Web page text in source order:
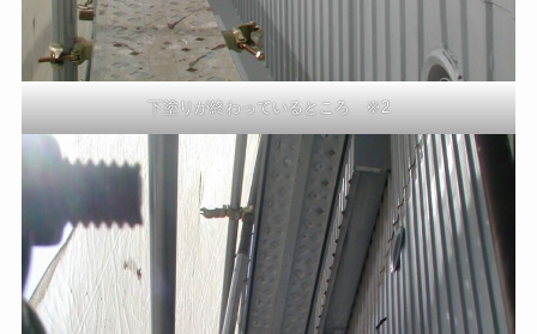
下塗りが終わっているところ ※2